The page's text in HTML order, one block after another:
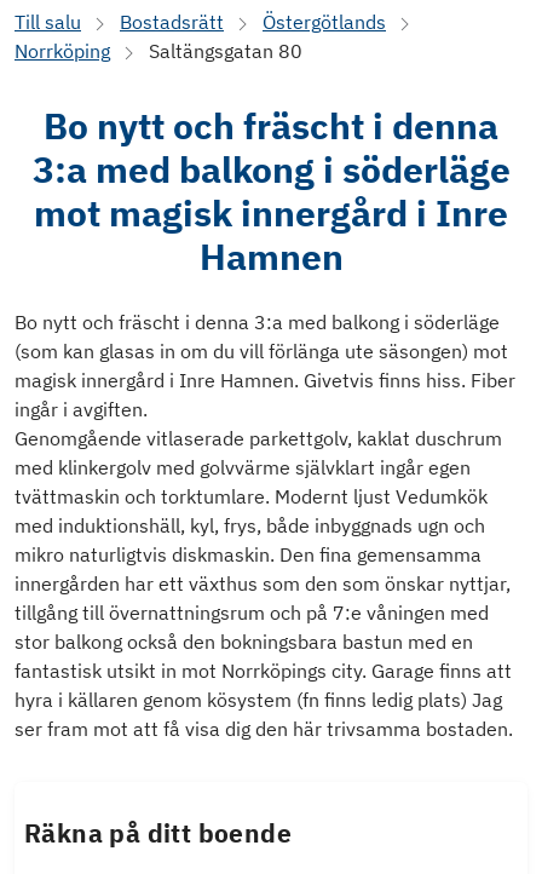
Till salu Bostadsrätt
Östergötlands
Norrköping
Saltängsgatan 80
Bo nytt och fräscht i denna
3:a med balkong i söderläge
mot magisk innergård i Inre
Hamnen
Bo nytt och fräscht i denna 3:a med balkong i söderläge
(som kan glasas in om du vill förlänga ute säsongen) mot
magisk innergård i Inre Hamnen. Givetvis finns hiss. Fiber
ingår i avgiften.
Genomgående vitlaserade parkettgolv, kaklat duschrum
med klinkergolv med golvvärme självklart ingår egen
tvättmaskin och torktumlare. Modernt ljust Vedumkök
med induktionshäll, kyl, frys, både inbyggnads ugn och
mikro naturligtvis diskmaskin. Den fina gemensamma
innergården har ett växthus som den som önskar nyttjar,
tillgång till övernattningsrum och på 7:e våningen med
stor balkong också den bokningsbara bastun med en
fantastisk utsikt in mot Norrköpings city. Garage finns att
hyra i källaren genom kösystem (fn finns ledig plats) Jag
ser fram mot att få visa dig den här trivsamma bostaden.
Räkna på ditt boende